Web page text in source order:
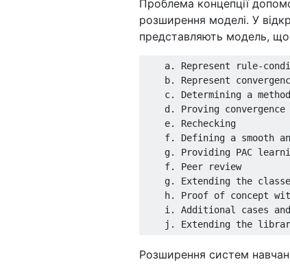
Проблема концепції
розширення моделі. У
представляють модель,
a. Represent rule-
b. Represent
c. Determining a
    d. Proving convergence
    e. Rechecking
f. Defining a smooth
g. Providing PAC
    f. Peer review
g. Extending the
h. Proof of concept
i. Additional cases
Розширення систем